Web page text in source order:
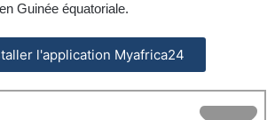
Guinée équatoriale.
l'application Myafrica24